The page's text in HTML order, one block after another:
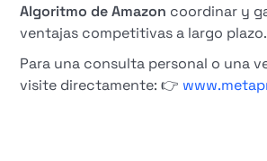
Algoritmo de Amazon coordinar y
ventajas competitivas a largo plazo.
Para una consulta personal o una
visite directamente: 👉